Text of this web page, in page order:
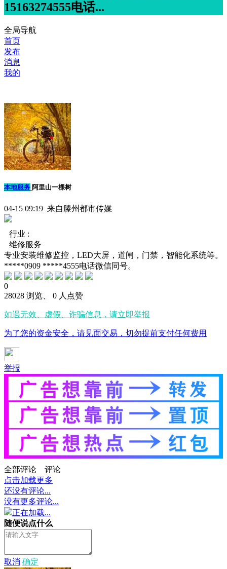
15163274555电话...
全局导航
首页
发布
消息
我的
本地服务 阿里山一棵树
04-15 09:19 来自滕州都市传媒
行业 :
维修服务
专业安装维修监控，LED大屏，道闸，门禁，智能化系统等。
*****0909 *****4555电话微信同号。
0
28028 浏览、 0 人点赞
如遇无效、虚假、诈骗信息，请立即举报
为了您的资金安全，请见面交易，切勿提前支付任何费用
举报
全部评论
评论
点击加载更多
还没有评论...
没有更多评论...
正在加载...
随便说点什么
取消 确定